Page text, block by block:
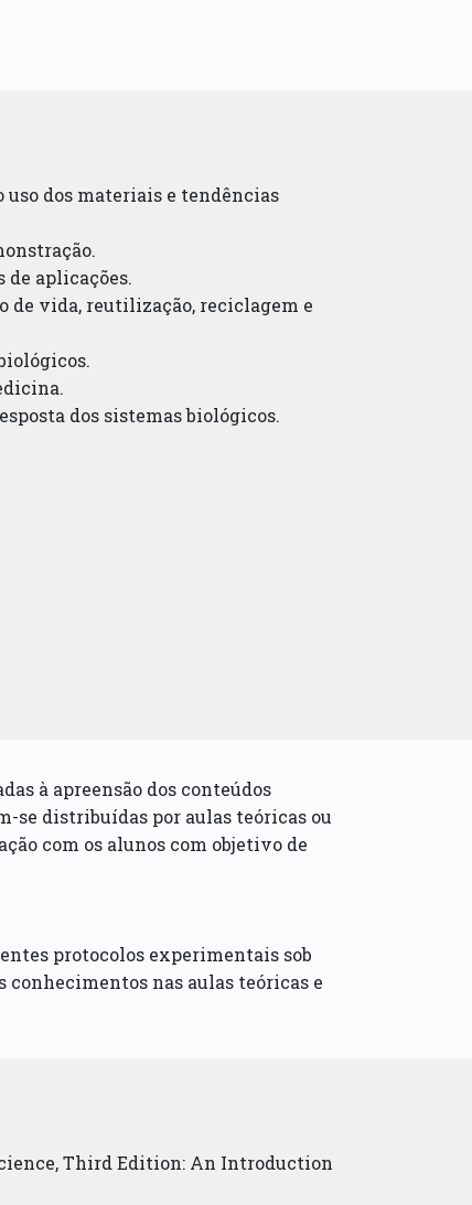
uso dos materiais e tendências
aplicações.
de vida, reutilização, reciclagem e
dos sistemas biológicos.
à apreensão dos conteúdos
se distribuídas por aulas teóricas ou
com os alunos com objetivo de
protocolos experimentais sob
conhecimentos nas aulas teóricas e
Third Edition: An Introduction